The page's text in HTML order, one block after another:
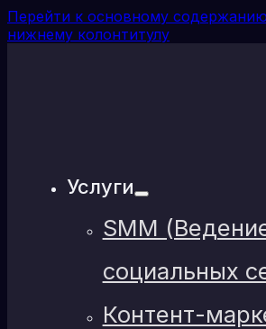
Перейти к основному содержанию
нижнему колонтитулу
Услуги
SMM
социальных
Контент-